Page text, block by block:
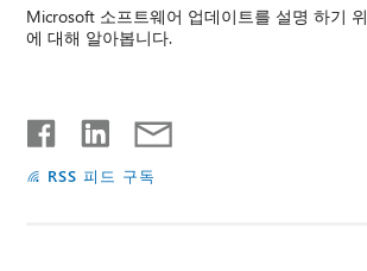
Microsoft 소프트웨어 업데이트를 설명 하기
에 대해 알아봅니다.
RSS 피드 구독